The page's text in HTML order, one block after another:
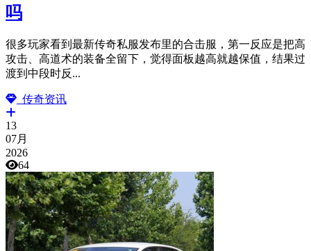
吗
很多玩家看到最新传奇私服发布里的合击服，第一反应是把高
攻击、高道术的装备全留下，觉得面板越高就越保值，结果过
渡到中段时反...
传奇资讯
13
07月
2026
64